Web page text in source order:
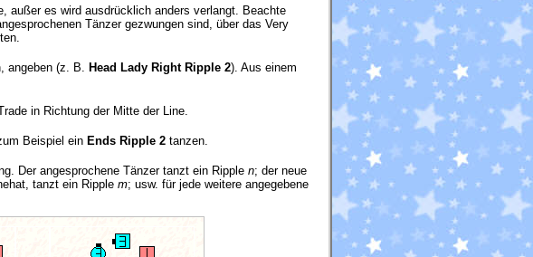
außer es wird ausdrücklich anders verlangt. Beachte
Tänzer gezwungen sind, über das Very
angeben (z. B. Head Lady Right Ripple 2). Aus einem
in Richtung der Mitte der Line.
Beispiel ein Ends Ripple 2 tanzen.
Der angesprochene Tänzer tanzt ein Ripple n; der neue
tanzt ein Ripple m; usw. für jede weitere angegebene